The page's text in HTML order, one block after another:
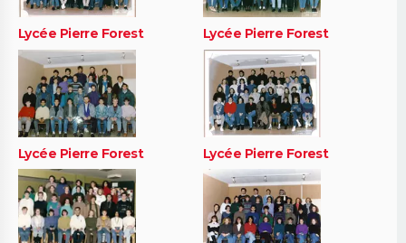
Lycée Pierre Forest Lycée Pierre Forest
Lycée Pierre Forest Lycée Pierre Forest